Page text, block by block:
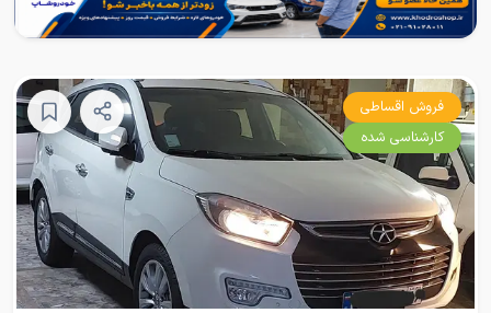
فروش اقساطی
کارشناسی شده